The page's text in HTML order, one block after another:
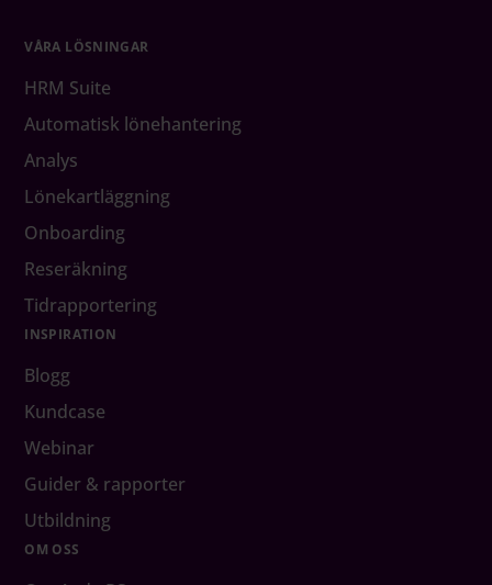
VÅRA LÖSNINGAR
HRM Suite
Automatisk lönehantering
Analys
Lönekartläggning
Onboarding
Reseräkning
Tidrapportering
INSPIRATION
Blogg
Kundcase
Webinar
Guider & rapporter
Utbildning
OM OSS